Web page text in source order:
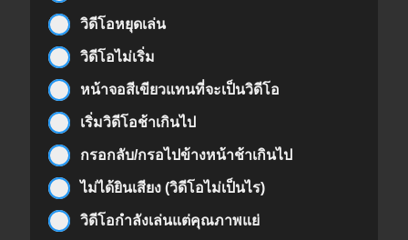
วิดีโอหยุดเล่น
วิดีโอไม่เริ่ม
หน้าจอสีเขียวแทนที่จะเป็นวิดีโอ
เริ่มวิดีโอช้าเกินไป
กรอกลับ/กรอไปข้างหน้าช้าเกินไป
ไม่ได้ยินเสียง (วิดีโอไม่เป็นไร)
วิดีโอกำลังเล่นแต่คุณภาพแย่